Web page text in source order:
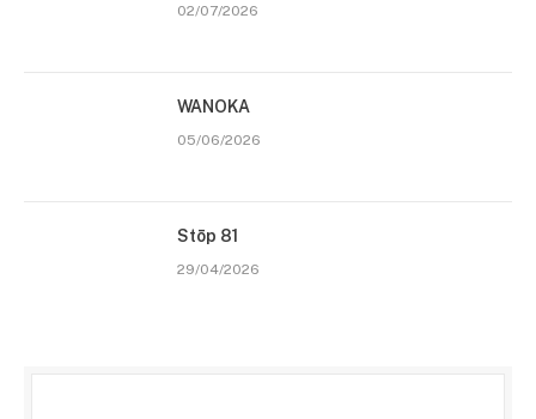
02/07/2026
WANOKA
05/06/2026
Stōp 81
29/04/2026